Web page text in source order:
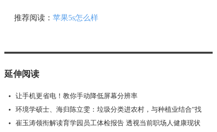
推荐阅读： 苹果5s怎么样
延伸阅读
让手机更省电！教你手动降低屏幕分辨率
环境学硕士、海归陈立雯：垃圾分类进农村，与种植业结合“找
崔玉涛领衔解读育学园员工体检报告 透视当前职场人健康现状